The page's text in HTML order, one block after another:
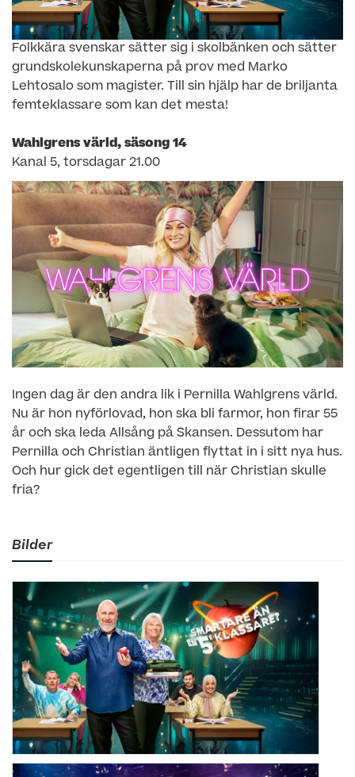
Folkkära svenskar sätter sig i skolbänken och sätter
grundskolekunskaperna på prov med Marko
Lehtosalo som magister. Till sin hjälp har de briljanta
femteklassare som kan det mesta!
Wahlgrens värld, säsong 14
Kanal 5, torsdagar 21.00
Ingen dag är den andra lik i Pernilla Wahlgrens värld.
Nu är hon nyförlovad, hon ska bli farmor, hon firar 55
år och ska leda Allsång på Skansen. Dessutom har
Pernilla och Christian äntligen flyttat in i sitt nya hus.
Och hur gick det egentligen till när Christian skulle
fria?
Bilder